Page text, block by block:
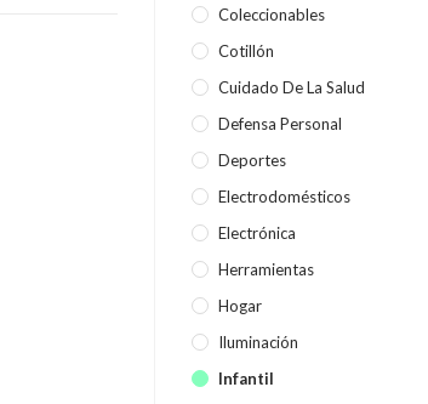
Coleccionables
Cotillón
Cuidado De La Salud
Defensa Personal
Deportes
Electrodomésticos
Electrónica
Herramientas
Hogar
Iluminación
Infantil